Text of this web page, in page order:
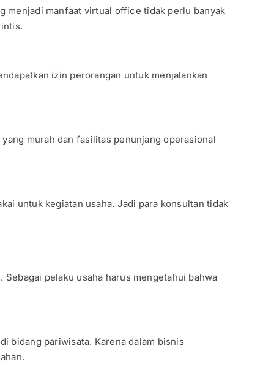
menjadi manfaat virtual office tidak perlu banyak
izin perorangan untuk menjalankan
murah dan fasilitas penunjang operasional
untuk kegiatan usaha. Jadi para konsultan tidak
pelaku usaha harus mengetahui bahwa
bidang pariwisata. Karena dalam bisnis